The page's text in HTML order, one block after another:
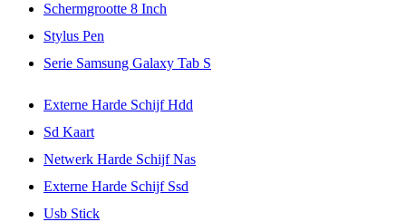
Schermgrootte 8 Inch
Stylus Pen
Serie Samsung Galaxy Tab S
Externe Harde Schijf Hdd
Sd Kaart
Netwerk Harde Schijf Nas
Externe Harde Schijf Ssd
Usb Stick